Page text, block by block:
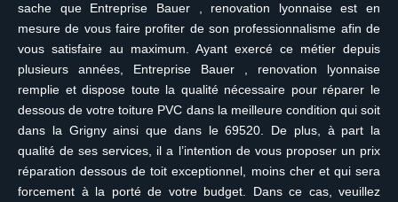
sache que Entreprise Bauer , renovation lyonnaise est en
mesure de vous faire profiter de son professionnalisme afin de
vous satisfaire au maximum. Ayant exercé ce métier depuis
plusieurs années, Entreprise Bauer , renovation lyonnaise
remplie et dispose toute la qualité nécessaire pour réparer le
dessous de votre toiture PVC dans la meilleure condition qui soit
dans la Grigny ainsi que dans le 69520. De plus, à part la
qualité de ses services, il a l’intention de vous proposer un prix
réparation dessous de toit exceptionnel, moins cher et qui sera
forcement à la porté de votre budget. Dans ce cas, veuillez